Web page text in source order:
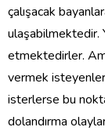
çalışacak
ulaşabilmektedir.
etmektedirler.
vermek
isterlerse bu
dolandırma